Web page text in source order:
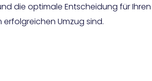
die optimale Entscheidung für
Umzug sind.